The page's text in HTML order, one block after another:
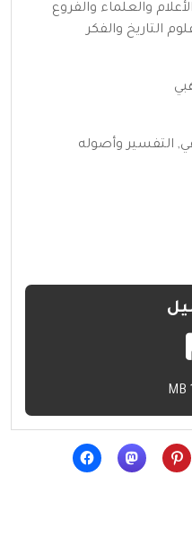
والعلماء والفروع
التاريخ والفكر
, التفسير وأصوله